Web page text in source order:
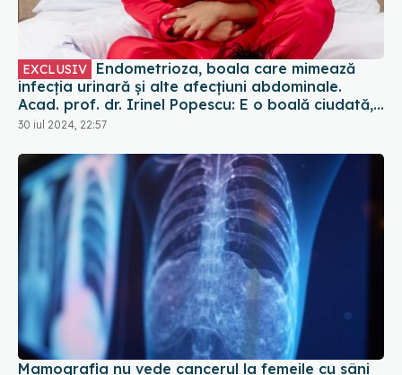
EXCLUSIV
infecția urinară și alte afecțiuni abdominale.
Acad. prof. dr. Irinel Popescu: E o boală ciudată,
misterioasă
30 iul 2024, 22:57
Mamografia nu vede cancerul la femeile cu sâni